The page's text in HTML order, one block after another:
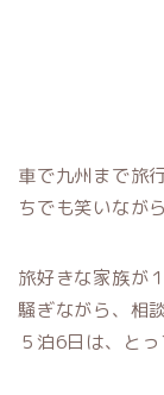
車で九州まで旅
ちでも笑いながら
旅好きな家族が
騒ぎながら、相
５泊6日は、と